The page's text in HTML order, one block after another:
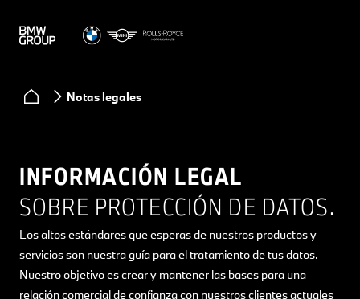
Notas legales
INFORMACIÓN LEGAL
SOBRE PROTECCIÓN DE DATOS.
Los altos estándares que esperas de nuestros productos y
servicios son nuestra guía para el tratamiento de tus datos.
Nuestro objetivo es crear y mantener las bases para una
relación comercial de confianza con nuestros clientes actuales